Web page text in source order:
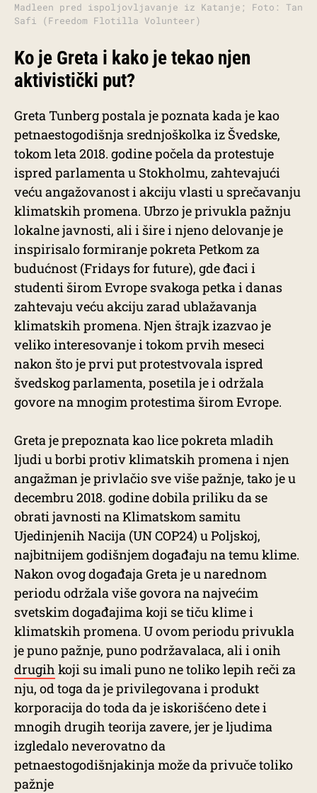
Madleen pred ispoljovljavanje iz Katanje; Foto: Tan
Safi (Freedom Flotilla Volunteer)
Ko je Greta i kako je tekao njen
aktivistički put?
Greta Tunberg postala je poznata kada je kao
petnaestogodišnja srednjoškolka iz Švedske,
tokom leta 2018. godine počela da protestuje
ispred parlamenta u Stokholmu, zahtevajući
veću angažovanost i akciju vlasti u sprečavanju
klimatskih promena. Ubrzo je privukla pažnju
lokalne javnosti, ali i šire i njeno delovanje je
inspirisalo formiranje pokreta Petkom za
budućnost (Fridays for future), gde đaci i
studenti širom Evrope svakoga petka i danas
zahtevaju veću akciju zarad ublažavanja
klimatskih promena. Njen štrajk izazvao je
veliko interesovanje i tokom prvih meseci
nakon što je prvi put protestvovala ispred
švedskog parlamenta, posetila je i održala
govore na mnogim protestima širom Evrope.
Greta je prepoznata kao lice pokreta mladih
ljudi u borbi protiv klimatskih promena i njen
angažman je privlačio sve više pažnje, tako je u
decembru 2018. godine dobila priliku da se
obrati javnosti na Klimatskom samitu
Ujedinjenih Nacija (UN COP24) u Poljskoj,
najbitnijem godišnjem događaju na temu klime.
Nakon ovog događaja Greta je u narednom
periodu održala više govora na najvećim
svetskim događajima koji se tiču klime i
klimatskih promena. U ovom periodu privukla
je puno pažnje, puno podržavalaca, ali i onih
drugih koji su imali puno ne toliko lepih reči za
nju, od toga da je privilegovana i produkt
korporacija do toda da je iskorišćeno dete i
mnogih drugih teorija zavere, jer je ljudima
izgledalo neverovatno da
petnaestogodišnjakinja može da privuče toliko
pažnje